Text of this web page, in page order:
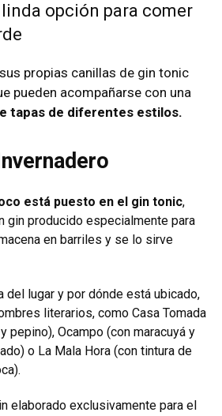
opción para comer
propias canillas de gin tonic
pueden acompañarse con una
tapas de diferentes estilos.
está puesto en el gin tonic,
gin producido especialmente para
en barriles y se lo sirve
del lugar y por dónde está ubicado,
literarios, como Casa Tomada
pepino), Ocampo (con maracuyá y
o La Mala Hora (con tintura de
elaborado exclusivamente para el